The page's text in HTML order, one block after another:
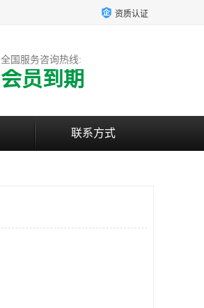
资质认证
全国服务咨询热线:
会员到期
联系方式